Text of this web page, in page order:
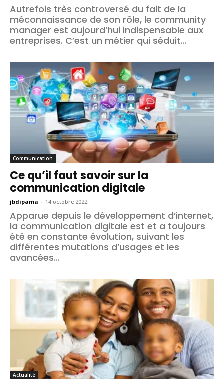
Autrefois très controversé du fait de la
méconnaissance de son rôle, le community
manager est aujourd’hui indispensable aux
entreprises. C’est un métier qui séduit...
Communication
Ce qu’il faut savoir sur la
communication digitale
jbdipama - 14 octobre 2022
Apparue depuis le développement d’internet,
la communication digitale est et a toujours
été en constante évolution, suivant les
différentes mutations d’usages et les
avancées...
Actualité